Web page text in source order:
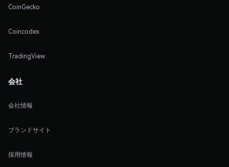
CoinGecko
Coincodex
TradingView
会社
会社情報
ブランドサイト
採用情報